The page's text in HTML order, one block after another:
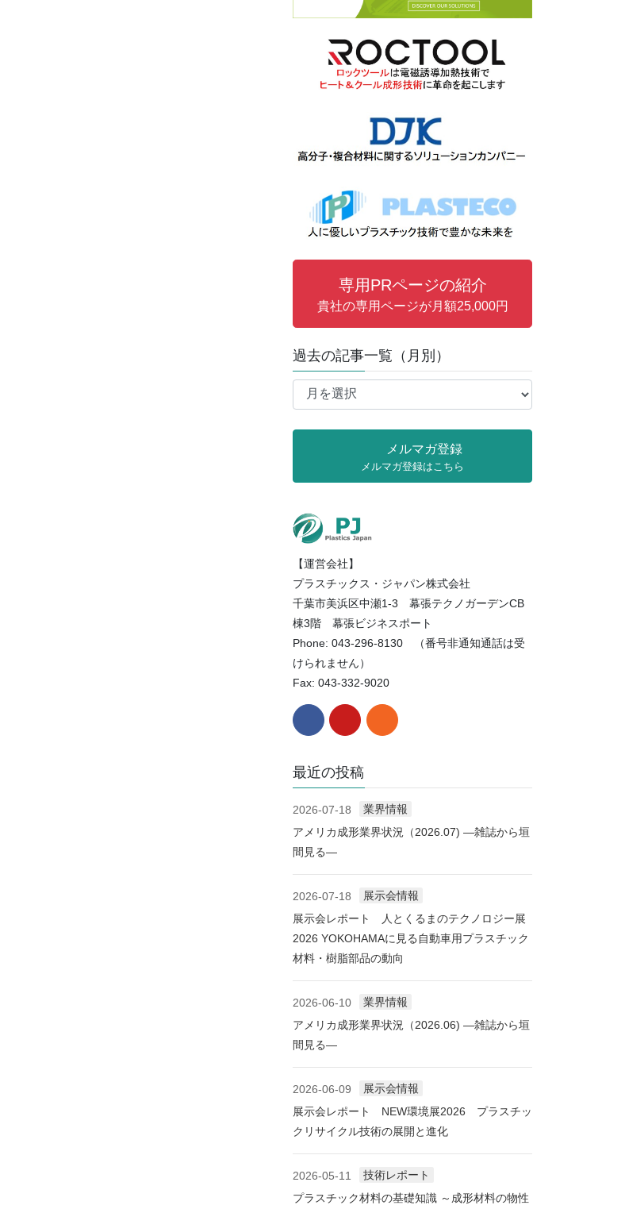
専用PRページの紹介
貴社の専用ページが月額25,000円
過去の記事一覧（月別）
過
（月
別）
メルマガ登録
メルマガ登録はこちら
【運営会社】
プラスチックス・ジャパン株式会社
千葉市美浜区中瀬1-3 幕張テクノガーデンCB
棟3階 幕張ビジネスポート
Phone: 043-296-8130 （番号非通知通話は受
けられません）
Fax: 043-332-9020
最近の投稿
2026-07-18
業界情報
アメリカ成形業界状況（2026.07) ―雑誌から垣
間見る―
2026-07-18
展示会情報
展示会レポート 人とくるまのテクノロジー展
2026 YOKOHAMAに見る自動車用プラスチック
材料・樹脂部品の動向
2026-06-10
業界情報
アメリカ成形業界状況（2026.06) ―雑誌から垣
間見る―
2026-06-09
展示会情報
展示会レポート NEW環境展2026 プラスチッ
クリサイクル技術の展開と進化
2026-05-11
技術レポート
プラスチック材料の基礎知識 ～成形材料の物性